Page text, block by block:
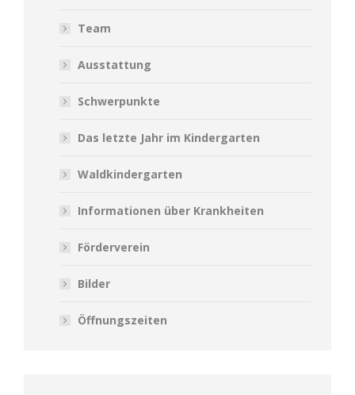
Team
Ausstattung
Schwerpunkte
Das letzte Jahr im Kindergarten
Waldkindergarten
Informationen über Krankheiten
Förderverein
Bilder
Öffnungszeiten